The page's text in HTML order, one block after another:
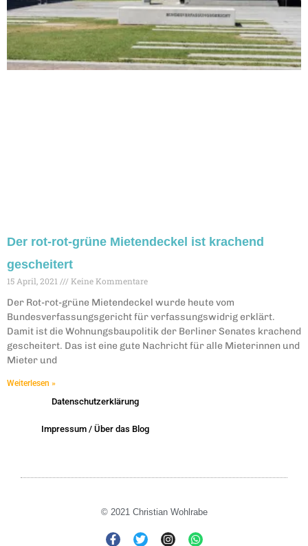
Der rot-rot-grüne Mietendeckel ist krachend
gescheitert
15 April, 2021 Keine Kommentare
Der Rot-rot-grüne Mietendeckel wurde heute vom
Bundesverfassungsgericht für verfassungswidrig erklärt.
Damit ist die Wohnungsbaupolitik der Berliner Senates krachend
gescheitert. Das ist eine gute Nachricht für alle Mieterinnen und
Mieter und
Weiterlesen »
Datenschutzerklärung
Impressum / Über das Blog
© 2021 Christian Wohlrabe
F T I W